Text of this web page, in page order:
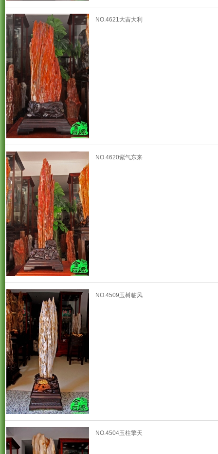
NO.4621大吉大利
NO.4620紫气东来
NO.4509玉树临风
NO.4504玉柱擎天